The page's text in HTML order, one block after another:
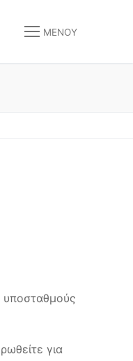
ΜΕΝΟΎ
υποσταθμούς
για